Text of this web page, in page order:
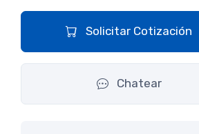
Solicitar Cotización
Chatear